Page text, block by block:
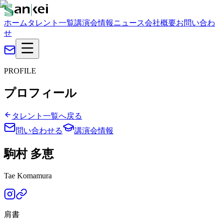
ホーム タレント一覧講演会情報ニュース会社概要お問い合わ
せ
PROFILE
プロフィール
タレント一覧へ戻る
問い合わせる
講演会情報
駒村 多恵
Tae Komamura
肩書